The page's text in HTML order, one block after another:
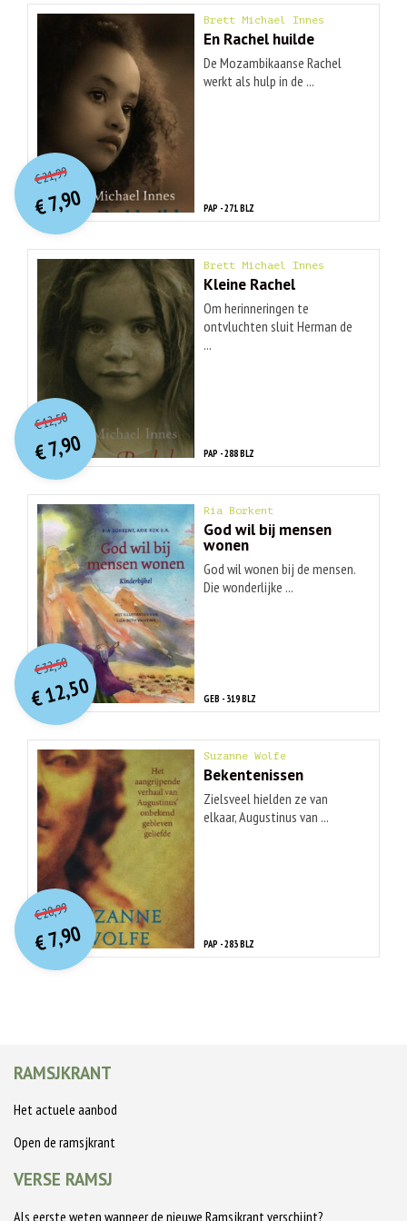
Brett Michael Innes
En Rachel huilde
De Mozambikaanse Rachel
werkt als hulp in de ...
PAP - 271 BLZ
€21,99O
orspr
onkelijke
prijs
was:
€ 21,99.
€7,90
Huidige
prijs
is:
€ 7,90.
Brett Michael Innes
Kleine Rachel
Om herinneringen te
ontvluchten sluit Herman de
...
PAP - 288 BLZ
€12,50O
orspr
onkelijke
prijs
was:
€ 12,50.
€7,90
Huidige
prijs
is:
€ 7,90.
Ria Borkent
God wil bij mensen
wonen
God wil wonen bij de mensen.
Die wonderlijke ...
GEB - 319 BLZ
€32,50O
orspr
onkelijke
prijs
was:
€ 32,50.
€12,50
Huidige
prijs
is:€ 12,50.
Suzanne Wolfe
Bekentenissen
Zielsveel hielden ze van
elkaar, Augustinus van ...
PAP - 283 BLZ
€20,99O
orspr
onkelijke
prijs
was:
€ 20,99.
€7,90
Huidige
prijs
is:
€ 7,90.
RAMSJKRANT
Het actuele aanbod
Open de ramsjkrant
VERSE RAMSJ
Als eerste weten wanneer de nieuwe Ramsjkrant verschijnt?